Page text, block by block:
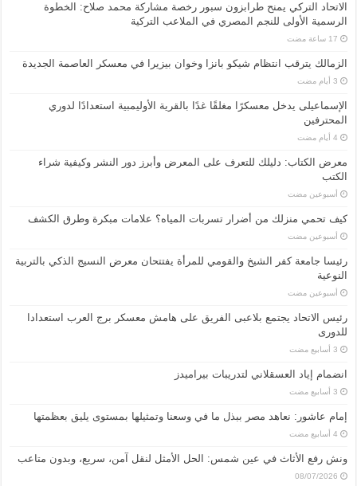
الاتحاد التركي يمنح طرابزون سبور رخصة مشاركة محمد صلاح: الخطوة
الرسمية الأولى للنجم المصري في الملاعب التركية
الزمالك يترقب انتظام شيكو بانزا وخوان بيزيرا في معسكر العاصمة الجديدة
الإسماعیلی یدخل معسكرًا مغلقًا غدًا بالقرية الأوليمبية استعدادًا لدوري
المحترفين
معرض الكتاب: دليلك للتعرف على المعرض وأبرز دور النشر وكيفية شراء
الكتب
‏أسبوعين مضت
كيف تحمي منزلك من أضرار تسربات المياه؟ علامات مبكرة وطرق الكشف
‏أسبوعين مضت
رئيسا جامعة كفر الشيخ والقومي للمرأة يفتتحان معرض النسيج الذكي بالتربية
النوعية
‏أسبوعين مضت
رئيس الاتحاد يجتمع بلاعبى الفريق على هامش معسكر برج العرب استعدادا
للدورى
انضمام إياد العسقلاني لتدريبات بيراميدز
إمام عاشور: نعاهد مصر ببذل ما في وسعنا وتمثيلها بمستوى يليق بعظمتها
ونش رفع الأثاث في عين شمس: الحل الأمثل لنقل آمن، سريع، وبدون متاعب
08/07/2026